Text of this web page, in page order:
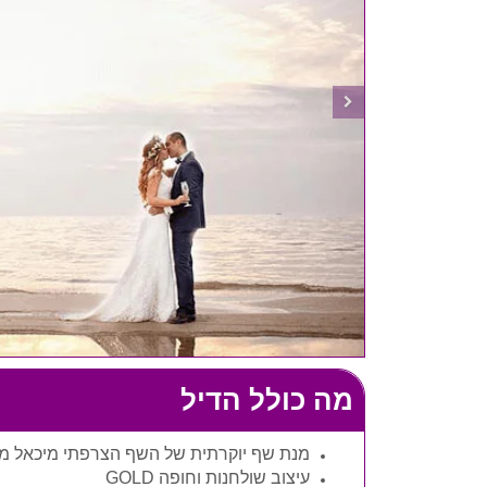
מה כולל הדיל
מנת שף יוקרתית של השף הצרפתי מיכאל
עיצוב שולחנות וחופה GOLD